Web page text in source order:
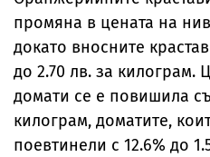
промяна в цената на
докато вносните
до 2.70 лв. за
домати се е повишила
килограм, доматите,
поевтинели с 12.6% до